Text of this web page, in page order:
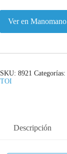
Ver en
SKU: 8921 Categorías:
TOI
Descripción